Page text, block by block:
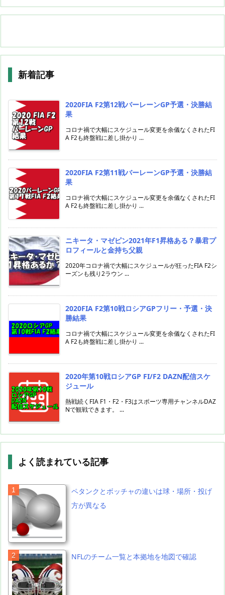
新着記事
2020FIA F2第12戦バーレーンGP予選・決勝結
果
コロナ禍で大幅にスケジュール変更を余儀なくされたFI
A F2も終盤戦に差し掛かり ...
2020FIA F2第11戦バーレーンGP予選・決勝結
果
コロナ禍で大幅にスケジュール変更を余儀なくされたFI
A F2も終盤戦に差し掛かり ...
ニキータ・マゼピン2021年F1昇格ある？暴君プ
ロフィールと金持ち父親
2020年コロナ禍で大幅にスケジュールが狂ったFIA F2シ
ーズンも残り2ラウン ...
2020FIA F2第10戦ロシアGPフリー・予選・決
勝結果
コロナ禍で大幅にスケジュール変更を余儀なくされたFI
A F2も終盤戦に差し掛かり ...
2020年第10戦ロシアGP FI/F2 DAZN配信スケ
ジュール
熱戦続くFIA F1・F2・F3はスポーツ専用チャンネルDAZ
Nで観戦できます。 ...
よく読まれている記事
ペタンクとボッチャの違いは球・場所・投げ
方が異なる
NFLのチーム一覧と本拠地を地図で確認